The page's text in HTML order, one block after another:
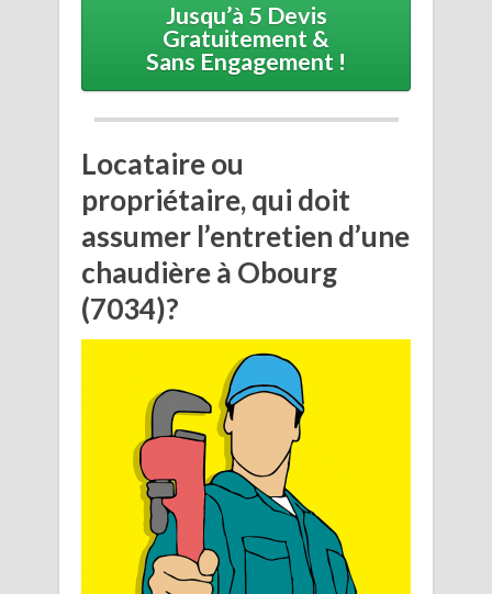
Jusqu’à 5 Devis
Gratuitement &
Sans Engagement !
Locataire ou
propriétaire, qui doit
assumer l’entretien d’une
chaudière à Obourg
(7034)?